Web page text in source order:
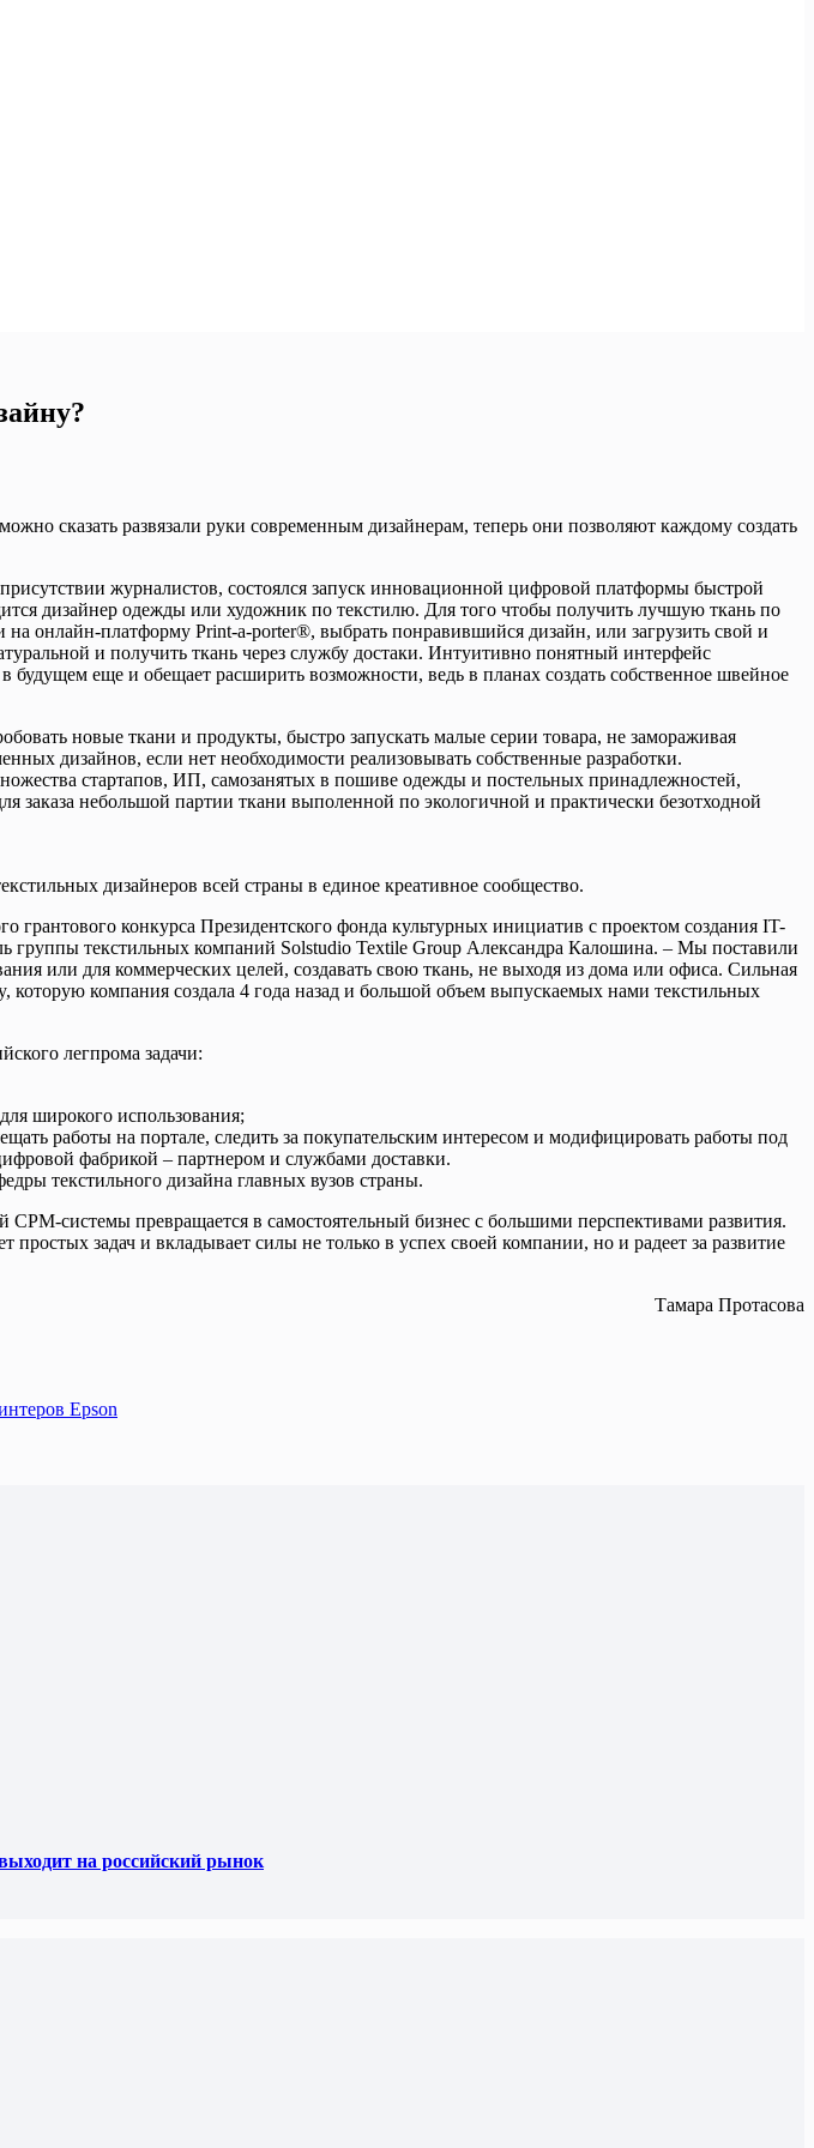
сказать развязали руки современным дизайнерам, теперь они позволяют каждому создать
журналистов, состоялся запуск инновационной цифровой платформы быстрой
дизайнер одежды или художник по текстилю. Для того чтобы получить лучшую ткань по
онлайн-платформу Print-a-porter®, выбрать понравившийся дизайн, или загрузить свой и
и получить ткань через службу достаки. Интуитивно понятный интерфейс
еще и обещает расширить возможности, ведь в планах создать собственное швейное
новые ткани и продукты, быстро запускать малые серии товара, не замораживая
дизайнов, если нет необходимости реализовывать собственные разработки.
стартапов, ИП, самозанятых в пошиве одежды и постельных принадлежностей,
заказа небольшой партии ткани выполенной по экологичной и практически безотходной
дизайнеров всей страны в единое креативное сообщество.
грантового конкурса Президентского фонда культурных инициатив с проектом создания IT-
группы текстильных компаний Solstudio Textile Group Александра Калошина. – Мы поставили
или для коммерческих целей, создавать свою ткань, не выходя из дома или офиса. Сильная
компания создала 4 года назад и большой объем выпускаемых нами текстильных
легпрома задачи:
широкого использования;
работы на портале, следить за покупательским интересом и модифицировать работы под
фабрикой – партнером и службами доставки.
текстильного дизайна главных вузов страны.
системы превращается в самостоятельный бизнес с большими перспективами развития.
задач и вкладывает силы не только в успех своей компании, но и радеет за развитие
Тамара Протасова
Epson
на российский рынок